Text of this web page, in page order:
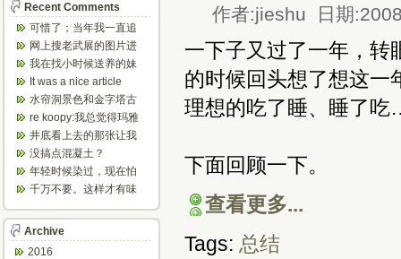
作者:jieshu 日期
一下子又过了一年，转
的时候回头想了想这一
理想的吃了睡、睡了
下面回顾一下。
查看更多...
Tags: 总结
Recent Comments
可惜了；当年我一直追
着这个，看博主夫妇一
步步在多伦...
网上搜老武展的图片进
来了，一晃是你十年前
的帖子，时...
我在找小时候送养的妹
妹，有人QQ找我说找到
了匹配的...
It was a nice article
and...
水帘洞景色和金字塔古
迹都不错。
re koopy:我总觉得玛雅
人见过外星人。不然哪...
井底看上去的那张让我
想起了蝙蝠侠。。下棋
那张会不会...
没搞点混凝土？
年轻时候染过，现在怕
伤头发不敢染了。不过
千万不要。这样才有味
气场。
Archive
2016